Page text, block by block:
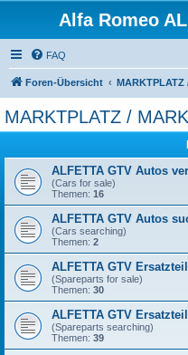
Alfa Romeo
FAQ
Foren-Übersicht MARKTPLATZ
MARKTPLATZ /
ALFETTA GTV Autos
(Cars for sale)
Themen: 16
ALFETTA GTV Autos
(Cars searching)
Themen: 2
ALFETTA GTV
(Spareparts for sale)
Themen: 30
ALFETTA GTV
(Spareparts searching)
Themen: 39